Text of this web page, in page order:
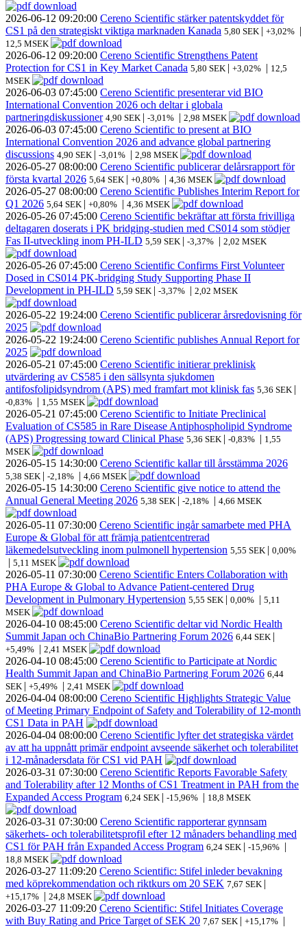
2026-06-12 09:20:00 Cereno Scientific stärker patentskyddet för
CS1 på den strategiskt viktiga marknaden Kanada 5,80 SEK | +3,02% |
12,5 MSEK
2026-06-12 09:20:00 Cereno Scientific Strengthens Patent
Protection for CS1 in Key Market Canada 5,80 SEK | +3,02% | 12,5
MSEK
2026-06-03 07:45:00 Cereno Scientific presenterar vid BIO
International Convention 2026 och deltar i globala
partneringdiskussioner 4,90 SEK | -3,01% | 2,98 MSEK
2026-06-03 07:45:00 Cereno Scientific to present at BIO
International Convention 2026 and advance global partnering
discussions 4,90 SEK | -3,01% | 2,98 MSEK
2026-05-27 08:00:00 Cereno Scientific publicerar delårsrapport för
första kvartal 2026 5,64 SEK | +0,80% | 4,36 MSEK
2026-05-27 08:00:00 Cereno Scientific Publishes Interim Report for
Q1 2026 5,64 SEK | +0,80% | 4,36 MSEK
2026-05-26 07:45:00 Cereno Scientific bekräftar att första frivilliga
deltagaren doserats i PK bridging-studien med CS014 som stödjer
Fas II-utveckling inom PH-ILD 5,59 SEK | -3,37% | 2,02 MSEK
2026-05-26 07:45:00 Cereno Scientific Confirms First Volunteer
Dosed in CS014 PK-bridging Study Supporting Phase II
Development in PH-ILD 5,59 SEK | -3,37% | 2,02 MSEK
2026-05-22 19:24:00 Cereno Scientific publicerar årsredovisning för
2025
2026-05-22 19:24:00 Cereno Scientific publishes Annual Report for
2025
2026-05-21 07:45:00 Cereno Scientific initierar preklinisk
utvärdering av CS585 i den sällsynta sjukdomen
antifosfolipidsyndrom (APS) med framfart mot klinisk fas 5,36 SEK |
-0,83% | 1,55 MSEK
2026-05-21 07:45:00 Cereno Scientific to Initiate Preclinical
Evaluation of CS585 in Rare Disease Antiphospholipid Syndrome
(APS) Progressing toward Clinical Phase 5,36 SEK | -0,83% | 1,55
MSEK
2026-05-15 14:30:00 Cereno Scientific kallar till årsstämma 2026
5,38 SEK | -2,18% | 4,66 MSEK
2026-05-15 14:30:00 Cereno Scientific give notice to attend the
Annual General Meeting 2026 5,38 SEK | -2,18% | 4,66 MSEK
2026-05-11 07:30:00 Cereno Scientific ingår samarbete med PHA
Europe & Global för att främja patientcentrerad
läkemedelsutveckling inom pulmonell hypertension 5,55 SEK | 0,00%
| 5,11 MSEK
2026-05-11 07:30:00 Cereno Scientific Enters Collaboration with
PHA Europe & Global to Advance Patient-centered Drug
Development in Pulmonary Hypertension 5,55 SEK | 0,00% | 5,11
MSEK
2026-04-10 08:45:00 Cereno Scientific deltar vid Nordic Health
Summit Japan och ChinaBio Partnering Forum 2026 6,44 SEK |
+5,49% | 2,41 MSEK
2026-04-10 08:45:00 Cereno Scientific to Participate at Nordic
Health Summit Japan and ChinaBio Partnering Forum 2026 6,44
SEK | +5,49% | 2,41 MSEK
2026-04-04 08:00:00 Cereno Scientific Highlights Strategic Value
of Meeting Primary Endpoint of Safety and Tolerability of 12-month
CS1 Data in PAH
2026-04-04 08:00:00 Cereno Scientific lyfter det strategiska värdet
av att ha uppnått primär endpoint avseende säkerhet och tolerabilitet
i 12-månadersdata för CS1 vid PAH
2026-03-31 07:30:00 Cereno Scientific Reports Favorable Safety
and Tolerability after 12 Months of CS1 Treatment in PAH from the
Expanded Access Program 6,24 SEK | -15,96% | 18,8 MSEK
2026-03-31 07:30:00 Cereno Scientific rapporterar gynnsam
säkerhets- och tolerabilitetsprofil efter 12 månaders behandling med
CS1 för PAH från Expanded Access Program 6,24 SEK | -15,96% |
18,8 MSEK
2026-03-27 11:09:20 Cereno Scientific: Stifel inleder bevakning
med köprekommendation och riktkurs om 20 SEK 7,67 SEK |
+15,17% | 24,8 MSEK
2026-03-27 11:09:20 Cereno Scientific: Stifel Initiates Coverage
with Buy Rating and Price Target of SEK 20 7,67 SEK | +15,17% |